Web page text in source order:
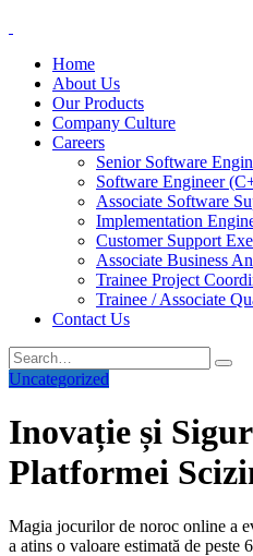
Home
About Us
Our Products
Company Culture
Careers
Senior Software
Software Engineer
Associate Software
Implementation
Customer Support
Associate Business
Trainee Project
Trainee / Associate
Contact Us
Uncategorized
Inovație și
Platformei
Magia jocurilor de noroc online a
a atins o valoare estimată de peste